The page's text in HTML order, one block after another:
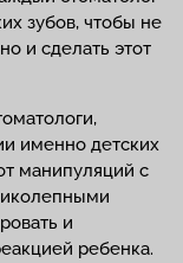
зубов, чтобы не
и сделать этот
именно детских
манипуляций с
и
ребенка.